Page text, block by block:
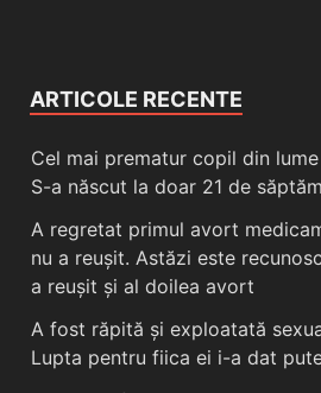
ARTICOLE RECENTE
Cel mai prematur copil din
S-a născut la doar 21 de
A regretat primul avort
nu a reușit. Astăzi este
a reușit și al doilea avort
A fost răpită și exploatată
Lupta pentru fiica ei i-a dat